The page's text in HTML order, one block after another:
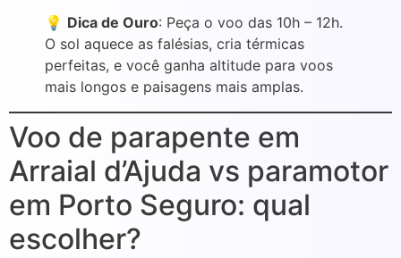
💡 Dica de Ouro: Peça o voo das 10h – 12h.
O sol aquece as falésias, cria térmicas
perfeitas, e você ganha altitude para voos
mais longos e paisagens mais amplas.
Voo de parapente em
Arraial d’Ajuda vs paramotor
em Porto Seguro: qual
escolher?